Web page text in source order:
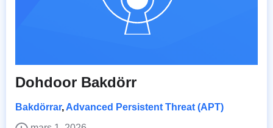
Dohdoor Bakdörr
Bakdörrar,Advanced Persistent Threat (APT)